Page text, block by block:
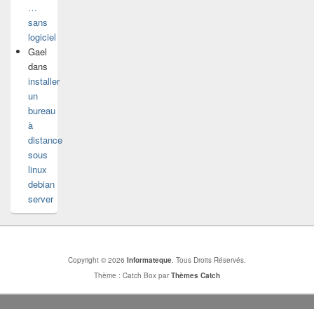
…
sans
logiciel
Gael
dans
installer
un
bureau
à
distance
sous
linux
debian
server
Copyright © 2026 Informateque. Tous Droits Réservés.
Thème : Catch Box parThèmes Catch